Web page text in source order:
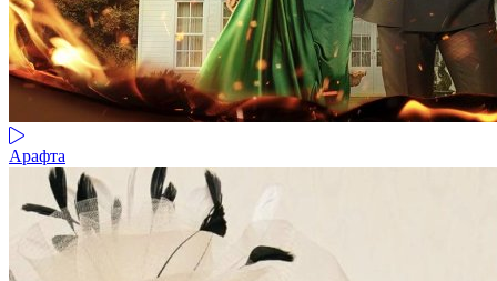
Арафта